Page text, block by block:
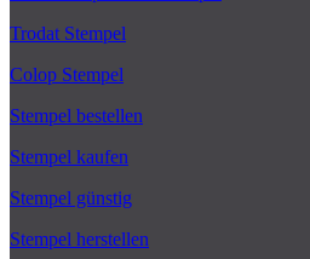
Trodat Stempel
Colop Stempel
Stempel bestellen
Stempel kaufen
Stempel günstig
Stempel herstellen